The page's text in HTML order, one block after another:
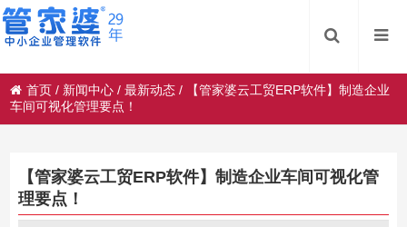
首页 / 新闻中心 /最新动态 /
【管家婆云工贸ERP软件】制造企业
车间可视化管理要点！
【管家婆云工贸ERP软件】制造企业车间可视化管
理要点！